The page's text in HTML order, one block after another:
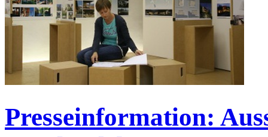
Presseinformation: